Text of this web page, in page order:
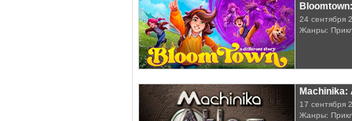
24 сентября
Жанры:
Machinika:
17 сентября
Жанры: